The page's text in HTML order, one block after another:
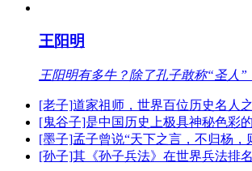
王阳明
王阳明有多牛？除了孔子敢称“圣人
[老子]道家祖师，世界百位历史名人
[鬼谷子]是中国历史上极具神秘色彩
[墨子]孟子曾说“天下之言，不归杨，
[孙子]其《孙子兵法》在世界兵法排